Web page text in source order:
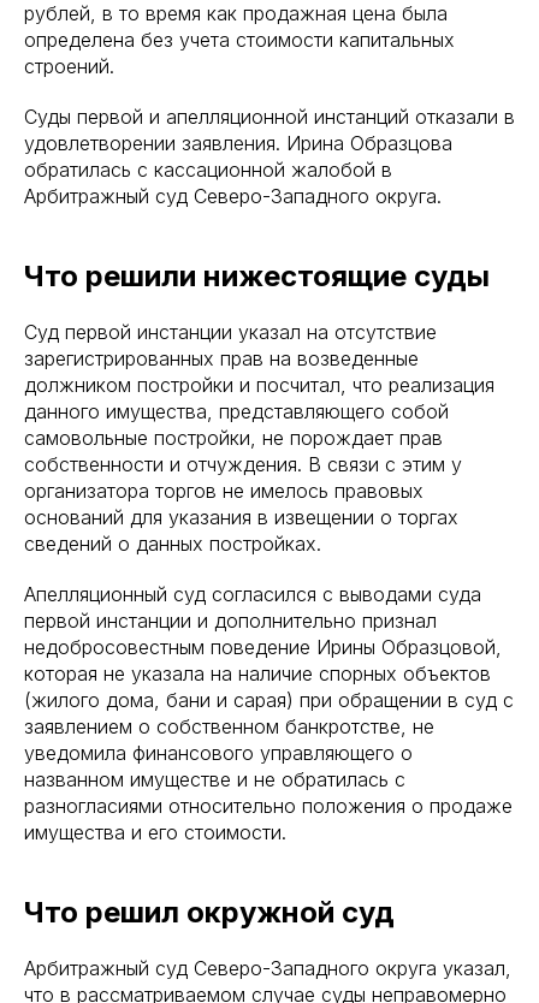
рублей, в то время как продажная цена была
определена без учета стоимости капитальных
строений.
Суды первой и апелляционной инстанций отказали в
удовлетворении заявления. Ирина Образцова
обратилась с кассационной жалобой в
Арбитражный суд Северо-Западного округа.
Что решили нижестоящие суды
Суд первой инстанции указал на отсутствие
зарегистрированных прав на возведенные
должником постройки и посчитал, что реализация
данного имущества, представляющего собой
самовольные постройки, не порождает прав
собственности и отчуждения. В связи с этим у
организатора торгов не имелось правовых
оснований для указания в извещении о торгах
сведений о данных постройках.
Апелляционный суд согласился с выводами суда
первой инстанции и дополнительно признал
недобросовестным поведение Ирины Образцовой,
которая не указала на наличие спорных объектов
(жилого дома, бани и сарая) при обращении в суд с
заявлением о собственном банкротстве, не
уведомила финансового управляющего о
названном имуществе и не обратилась с
разногласиями относительно положения о продаже
имущества и его стоимости.
Что решил окружной суд
Арбитражный суд Северо-Западного округа указал,
что в рассматриваемом случае суды неправомерно